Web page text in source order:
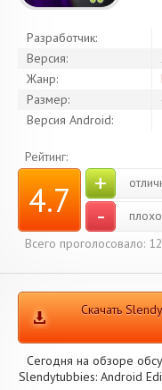
Разработчик:
Версия:
Жанр:
Размер:
Версия Android:
Рейтинг:
4.7 +
-
плохо
Всего проголосовало:
Скачать
Сегодня на обзоре
Slendytubbies: Android